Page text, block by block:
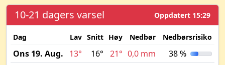
10-21 dagers varsel Oppdatert 15:29
Dag Lav Snitt Høy Nedbør Nedbørsrisiko
Ons 19. Aug. 13° 16° 21° 0,0 mm
38 %